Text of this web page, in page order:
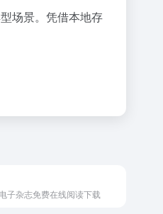
场景。凭借本地存
子杂志免费在线阅读下载